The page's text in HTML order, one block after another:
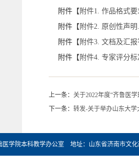
附件【 附件1. 作品格式要
附件【 附件2. 原创性声明
附件【 附件3. 文档及汇
附件【 附件4. 专家评分标
上一条： 关于2022年度“齐鲁医
下一条： 转发-关于举办山东大
学院本科教学办公室 地址：山东省济南市文